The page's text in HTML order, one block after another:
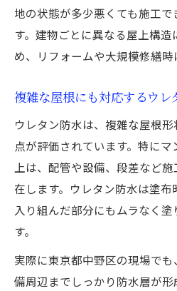
ウレタン防水の選び方を
中野区のマンション
の選び方
ト
防水層の状態に応じ
施工業者選びとウレ
ウレタン防水の工法
防水リフォームで注目の
ウレタン防水がリフ
リフォーム時に選ば
地の状態が多少悪くても施工
す。建物ごとに異なる屋上構
め、リフォームや大規模修繕時
複雑な屋根にも対応するウレ
ウレタン防水は、複雑な屋根
点が評価されています。特に
上は、配管や設備、段差など
在します。ウレタン防水は塗布
入り組んだ部分にもムラなく
す。
実際に東京都中野区の現場で
備周辺までしっかり防水層が